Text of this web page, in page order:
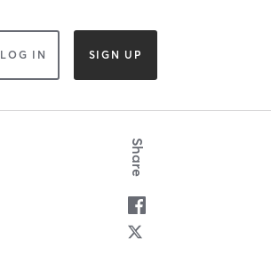
LOG IN SIGN UP
Share